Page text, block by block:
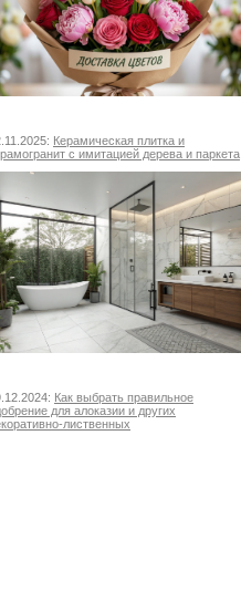
Керамическая плитка и
с имитацией дерева и паркета
Как выбрать правильное
для алоказии и других
лиственных